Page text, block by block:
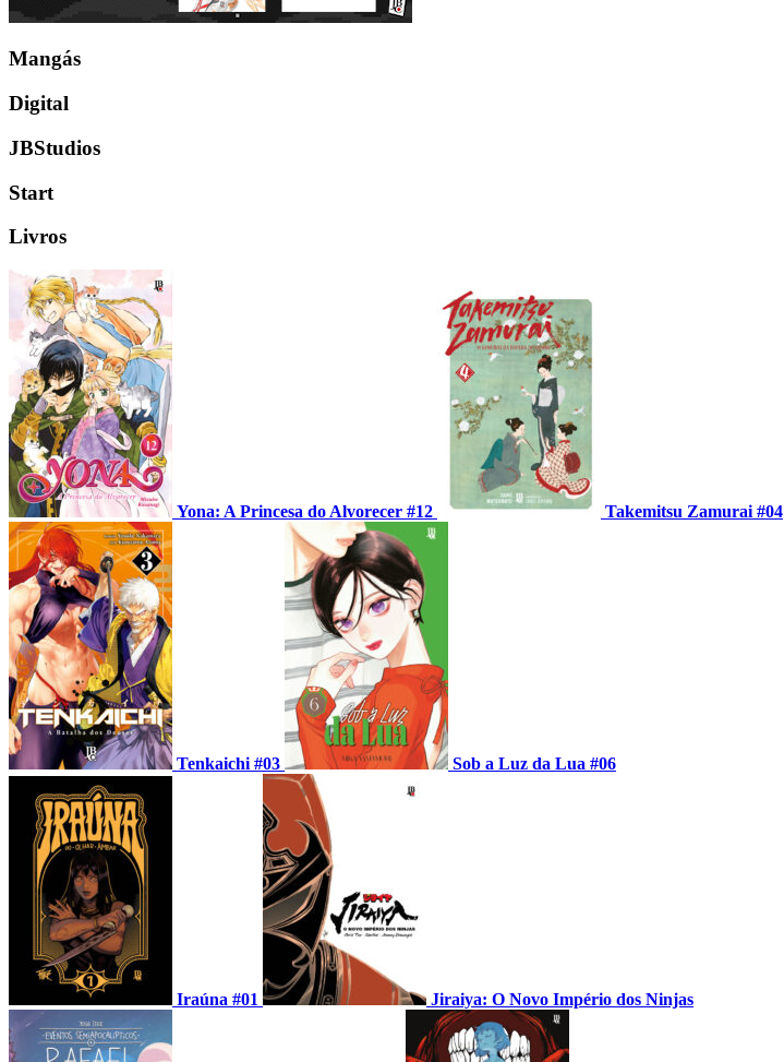
Mangás
Digital
JBStudios
Start
Livros
Yona: A Princesa do Alvorecer #12 Takemitsu Zamurai #04
Tenkaichi #03 Sob a Luz da Lua #06
Iraúna #01 Jiraiya: O Novo Império dos Ninjas